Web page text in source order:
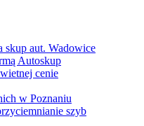
skup aut. Wadowice
Autoskup
cenie
w Poznaniu
szyb